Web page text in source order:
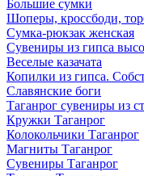
Большие сумки
Шоперы, кроссбоди,
Сумка-рюкзак женская
Сувениры из гипса
Веселые казачата
Копилки из гипса.
Славянские боги
Таганрог сувениры из
Кружки Таганрог
Колокольчики Таганрог
Магниты Таганрог
Сувениры Таганрог